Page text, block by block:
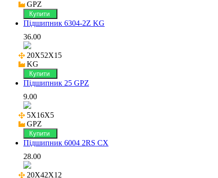
GPZ
Купити
Підшипник 6304-2Z KG
36.00
20X52X15
KG
Купити
Підшипник 25 GPZ
9.00
5X16X5
GPZ
Купити
Підшипник 6004 2RS CX
28.00
20X42X12